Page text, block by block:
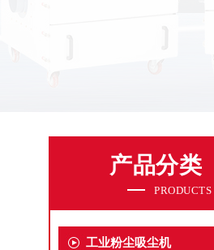
产品分类
PRODUCTS
工业粉尘吸尘机